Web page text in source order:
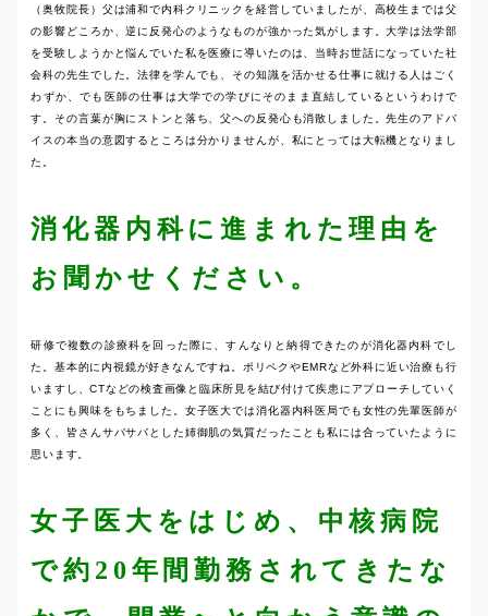
（奥牧院長）父は浦和で内科クリニックを経営していましたが、高校生までは父
の影響どころか、逆に反発心のようなものが強かった気がします。大学は法学部
を受験しようかと悩んでいた私を医療に導いたのは、当時お世話になっていた社
会科の先生でした。法律を学んでも、その知識を活かせる仕事に就ける人はごく
わずか、でも医師の仕事は大学での学びにそのまま直結しているというわけで
す。その言葉が胸にストンと落ち、父への反発心も消散しました。先生のアドバ
イスの本当の意図するところは分かりませんが、私にとっては大転機となりまし
た。
消化器内科に進まれた理由を
お聞かせください。
研修で複数の診療科を回った際に、すんなりと納得できたのが消化器内科でし
た。基本的に内視鏡が好きなんですね。ポリペクやEMRなど外科に近い治療も行
いますし、CTなどの検査画像と臨床所見を結び付けて疾患にアプローチしていく
ことにも興味をもちました。女子医大では消化器内科医局でも女性の先輩医師が
多く、皆さんサバサバとした姉御肌の気質だったことも私には合っていたように
思います。
女子医大をはじめ、中核病院
で約20年間勤務されてきたな